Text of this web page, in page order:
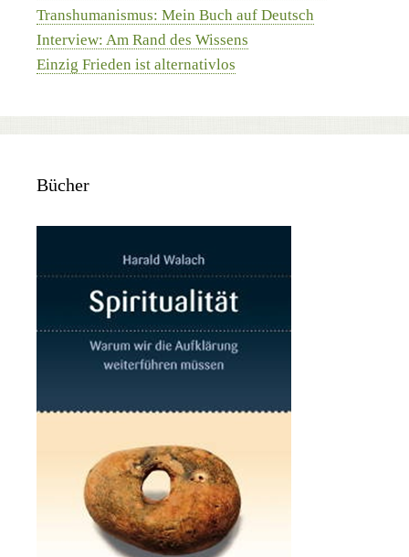
Transhumanismus: Mein Buch auf Deutsch
Interview: Am Rand des Wissens
Einzig Frieden ist alternativlos
Bücher